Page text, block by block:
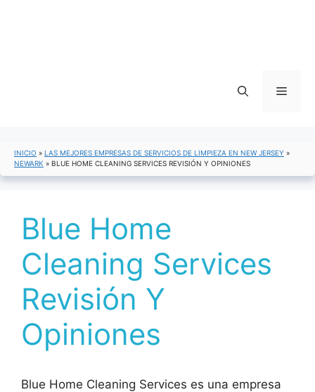
Menú
INICIO » LAS MEJORES EMPRESAS DE SERVICIOS DE LIMPIEZA EN NEW JERSEY »
NEWARK » BLUE HOME CLEANING SERVICES REVISIÓN Y OPINIONES
Blue Home
Cleaning Services
Revisión Y
Opiniones
Blue Home Cleaning Services es una empresa